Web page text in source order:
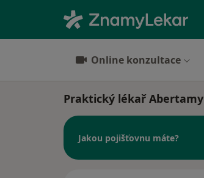
Online konzultace
Praktický lékař Abertamy
Jakou pojišťovnu máte?